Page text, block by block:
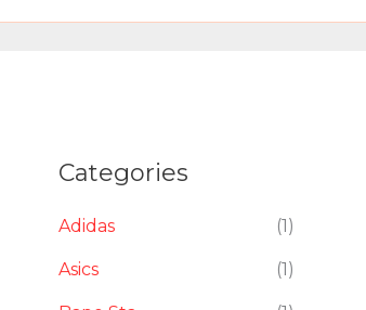
Categories
Adidas (1)
Asics (1)